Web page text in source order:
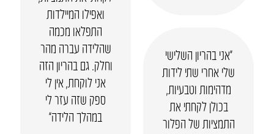
ואפילו המיילדות
התפלאו מכמה
שהלידה עברה מהר
וחלק. גם בהריון הזה
אני לוקחת, אין לי
ספק שזה עזר לי
במהלך הלידה”
“אני בהריון השלישי
שלי אחרי שתי לידות
מדהימות וטבעיות,
בכולן לקחתי את
התמציות של הפלור